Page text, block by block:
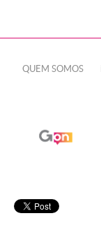
QUEM SOMOS